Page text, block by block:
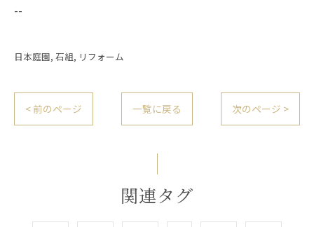
--
日本庭園 石組 リフォーム
< 前のページ 一覧に戻る 次のページ >
関連タグ